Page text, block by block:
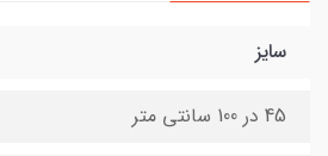
سایز
45 در 100 سانتی متر